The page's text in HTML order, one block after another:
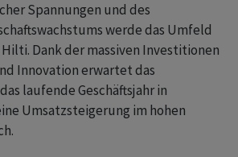
Spannungen und des
werde das Umfeld
Dank der massiven Investitionen
Innovation erwartet das
laufende Geschäftsjahr in
Umsatzsteigerung im hohen